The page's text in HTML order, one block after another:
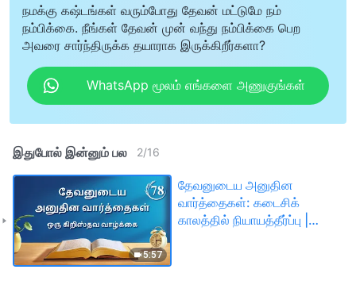
நமக்கு கஷ்டங்கள் வரும்போது தேவன் மட்டுமே நம்
நம்பிக்கை. நீங்கள் தேவன் முன் வந்து நம்பிக்கை பெற
அவரை சார்ந்திருக்க தயாராக இருக்கிறீர்களா?
WhatsApp மூலம் எங்களை அணுகுங்கள்
இதுபோல் இன்னும் பல 2/16
5:57
தேவனுடைய அனுதின
வார்த்தைகள்: கடைசிக்
காலத்தில் நியாயத்தீர்ப்பு |